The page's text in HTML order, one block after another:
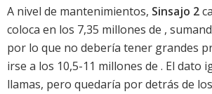
A nivel de mantenimientos, Sinsajo 2
coloca en los 7,35 millones de ,
por lo que no debería tener grandes
irse a los 10,5-11 millones de . El dato
llamas, pero quedaría por detrás de